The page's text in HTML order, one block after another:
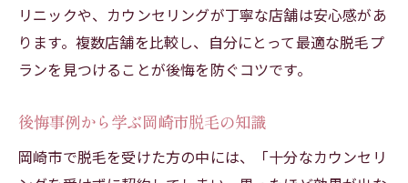
リニックや、カウンセリングが丁寧な店舗は安心感があ
ります。複数店舗を比較し、自分にとって最適な脱毛プ
ランを見つけることが後悔を防ぐコツです。
後悔事例から学ぶ岡崎市脱毛の知識
岡崎市で脱毛を受けた方の中には、「十分なカウンセリ